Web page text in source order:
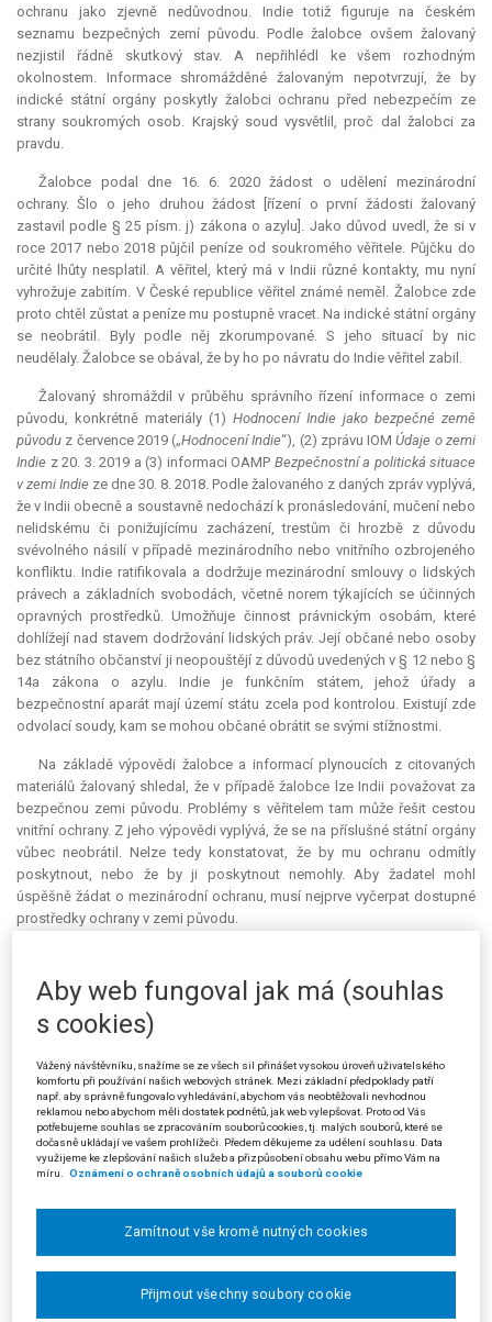
ochranu jako zjevně nedůvodnou. Indie totiž figuruje na českém
seznamu bezpečných zemí původu. Podle žalobce ovšem žalovaný
nezjistil řádně skutkový stav. A nepřihlédl ke všem rozhodným
okolnostem. Informace shromážděné žalovaným nepotvrzují, že by
indické státní orgány poskytly žalobci ochranu před nebezpečím ze
strany soukromých osob. Krajský soud vysvětlil, proč dal žalobci za
pravdu.
Žalobce podal dne 16. 6. 2020 žádost o udělení mezinárodní
ochrany. Šlo o jeho druhou žádost [řízení o první žádosti žalovaný
zastavil podle § 25 písm. j) zákona o azylu]. Jako důvod uvedl, že si v
roce 2017 nebo 2018 půjčil peníze od soukromého věřitele. Půjčku do
určité lhůty nesplatil. A věřitel, který má v Indii různé kontakty, mu nyní
vyhrožuje zabitím. V České republice věřitel známé neměl. Žalobce zde
proto chtěl zůstat a peníze mu postupně vracet. Na indické státní orgány
se neobrátil. Byly podle něj zkorumpované. S jeho situací by nic
neudělaly. Žalobce se obával, že by ho po návratu do Indie věřitel zabil.
Žalovaný shromáždil v průběhu správního řízení informace o zemi
původu, konkrétně materiály (1) Hodnocení Indie jako bezpečné země
původu z července 2019 („Hodnocení Indie“), (2) zprávu IOMÚdaje o zemi
Indie z 20. 3. 2019 a (3) informaci OAMP Bezpečnostní a politická situace
v zemi Indie ze dne 30. 8. 2018. Podle žalovaného z daných zpráv vyplývá,
že v Indii obecně a soustavně nedochází k pronásledování, mučení nebo
nelidskému či ponižujícímu zacházení, trestům či hrozbě z důvodu
svévolného násilí v případě mezinárodního nebo vnitřního ozbrojeného
konfliktu. Indie ratifikovala a dodržuje mezinárodní smlouvy o lidských
právech a základních svobodách, včetně norem týkajících se účinných
opravných prostředků. Umožňuje činnost právnickým osobám, které
dohlížejí nad stavem dodržování lidských práv. Její občané nebo osoby
bez státního občanství ji neopouštějí z důvodů uvedených v § 12 nebo §
14a zákona o azylu. Indie je funkčním státem, jehož úřady a
bezpečnostní aparát mají území státu zcela pod kontrolou. Existují zde
odvolací soudy, kam se mohou občané obrátit se svými stížnostmi.
Na základě výpovědi žalobce a informací plynoucích z citovaných
materiálů žalovaný shledal, že v případě žalobce lze Indii považovat za
bezpečnou zemi původu. Problémy s věřitelem tam může řešit cestou
vnitřní ochrany. Z jeho výpovědi vyplývá, že se na příslušné státní orgány
vůbec neobrátil. Nelze tedy konstatovat, že by mu ochranu odmítly
poskytnout, nebo že by ji poskytnout nemohly. Aby žadatel mohl
úspěšně žádat o mezinárodní ochranu, musí nejprve vyčerpat dostupné
prostředky ochrany v zemi původu.
zákona o azylu. Rozhodnutím ze dne 7. 9. 2020 („rozhodnutí
žalovaného“) zamítl žádost žalobce jako zjevně nedůvodnou.
Žalobce namítal, že žalovaný řádně nezjistil skutkový stav. Nepřihlédl
ke všem skutkovým okolnostem. Podle žalobce chyběly vazby mezi
rozhodnutím a jeho podklady.
Žalobce citoval judikaturu Nejvyššího správního soudu, podle které
nelze vždy trvat na tom, aby žadatel usiloval o ochranu v zemi původu.
Pokud žadatel tvrdil, že by mu jeho vlastní země nemohla nebo nechtěla
případně vyvrátil na základě dostatečně zjištěného skutkového stavu, tj.
relevantních informací a zpráv o zemi původu. Žalobce uvedl, že své
povinnosti tvrzení dostál. Žalovaný však své povinnosti nesplnil.
Z informací shromážděných žalovaným nešlo potvrdit, že indické
Aby web fungoval jak má (souhlas
s cookies)
Vážený návštěvníku, snažíme se ze všech sil přinášet vysokou úroveň uživatelského
komfortu při používání našich webových stránek. Mezi základní předpoklady patří
např. aby správně fungovalo vyhledávání, abychom vás neobtěžovali nevhodnou
reklamou nebo abychom měli dostatek podnětů, jak web vylepšovat. Proto od Vás
potřebujeme souhlas se zpracováním souborů cookies, tj. malých souborů, které se
dočasně ukládají ve vašem prohlížeči. Předem děkujeme za udělení souhlasu. Data
využijeme ke zlepšování našich služeb a přizpůsobení obsahu webu přímo Vám na
míru.
Oznámení o ochraně osobních údajů a souborů cookie
Zamítnout vše kromě nutných cookies
Přijmout všechny soubory cookie